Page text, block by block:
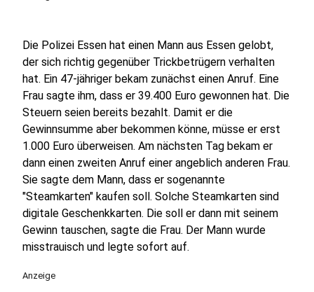
Die Polizei Essen hat einen Mann aus Essen gelobt,
der sich richtig gegenüber Trickbetrügern verhalten
hat. Ein 47-jähriger bekam zunächst einen Anruf. Eine
Frau sagte ihm, dass er 39.400 Euro gewonnen hat. Die
Steuern seien bereits bezahlt. Damit er die
Gewinnsumme aber bekommen könne, müsse er erst
1.000 Euro überweisen. Am nächsten Tag bekam er
dann einen zweiten Anruf einer angeblich anderen Frau.
Sie sagte dem Mann, dass er sogenannte
"Steamkarten" kaufen soll. Solche Steamkarten sind
digitale Geschenkkarten. Die soll er dann mit seinem
Gewinn tauschen, sagte die Frau. Der Mann wurde
misstrauisch und legte sofort auf.
Anzeige